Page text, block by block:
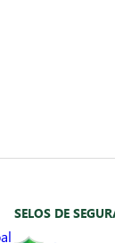
SELOS DE